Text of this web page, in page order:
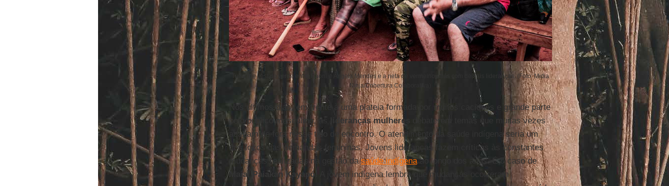
Tuíra (de vestido verde entre Raoni e Ângela Mendes e a neta de vermelho atrás com demais lideranças. (Foto: Midia
Ninja/Cobertura Colaborativa)
Nos últimos dias, em frente à uma plateia formada por muitos caciques e grande parte
pelo público masculino, as
lideranças mulheres
debaterem temas que muitas vezes
acabam de fora nesse tipo de encontro. O atendimento da saúde indígena seria um
dos focos das demandas femininas. Jovens lideranças fazem críticas às constantes
mudanças realizadas na gestão dasaúde indígenaao longo dos anos. É o caso de
Maial Paiakan Kayapó . A jovem indígena lembra que mudanças ocorreram